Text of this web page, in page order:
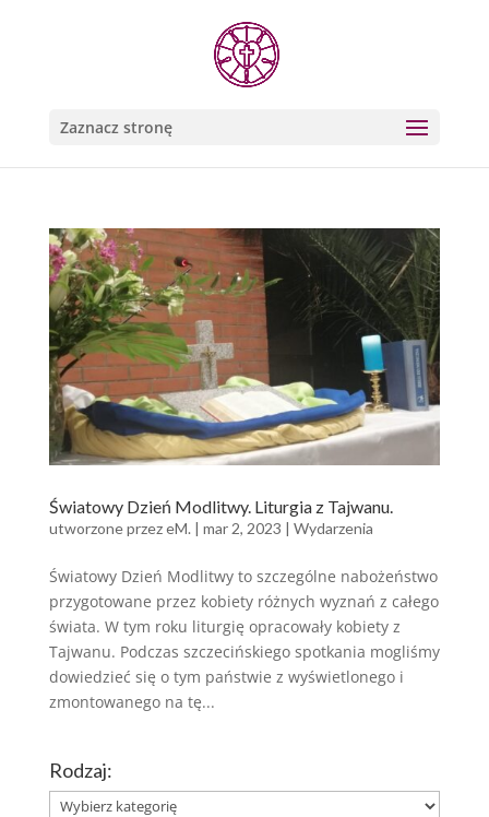
Zaznacz stronę
Światowy Dzień Modlitwy. Liturgia z Tajwanu.
utworzone przezeM. | mar 2, 2023 | Wydarzenia
Światowy Dzień Modlitwy to szczególne nabożeństwo
przygotowane przez kobiety różnych wyznań z całego
świata. W tym roku liturgię opracowały kobiety z
Tajwanu. Podczas szczecińskiego spotkania mogliśmy
dowiedzieć się o tym państwie z wyświetlonego i
zmontowanego na tę...
Rodzaj:
Rodzaj: